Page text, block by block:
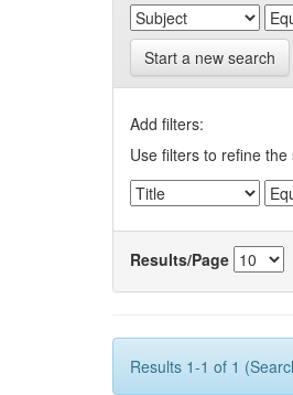
Start a new search
Add filters:
Use filters to refine
Results/Page
Results 1-1 of 1